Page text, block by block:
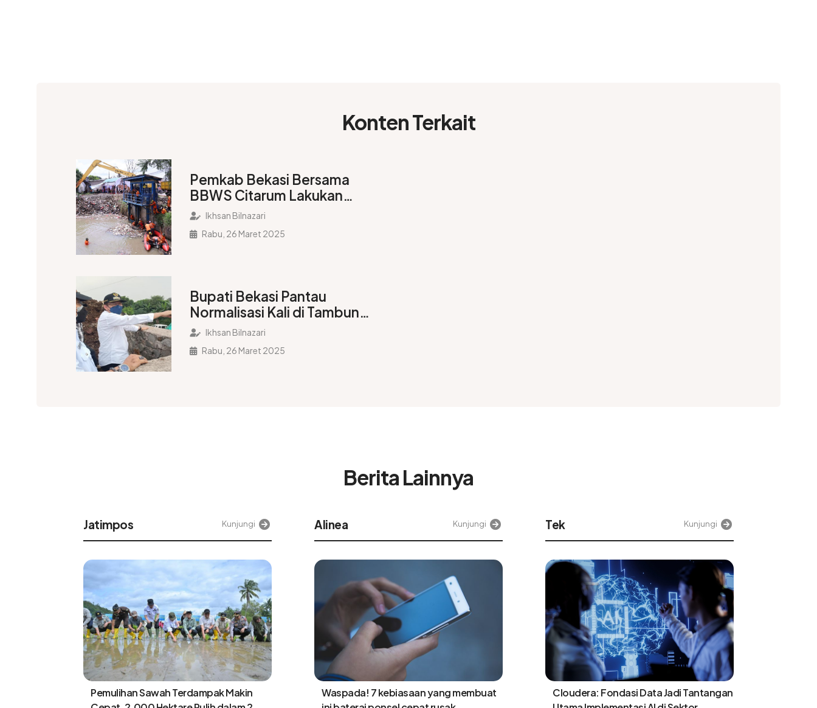
Konten Terkait
Pemkab Bekasi Bersama
BBWS Citarum Lakukan
Rehabilitasi Irigasi
Srengseng Hilir
Ikhsan Bilnazari
Rabu, 26 Maret 2025
Bupati Bekasi Pantau
Normalisasi Kali di Tambun
Utara, Pastikan Penanganan
Banjir Berjalan Optimal
Ikhsan Bilnazari
Rabu, 26 Maret 2025
Berita Lainnya
Jatimpos Kunjungi
Pemulihan Sawah Terdampak Makin
Alinea Kunjungi
Waspada! 7 kebiasaan yang membuat
Tek Kunjungi
Cloudera: Fondasi Data Jadi Tantangan